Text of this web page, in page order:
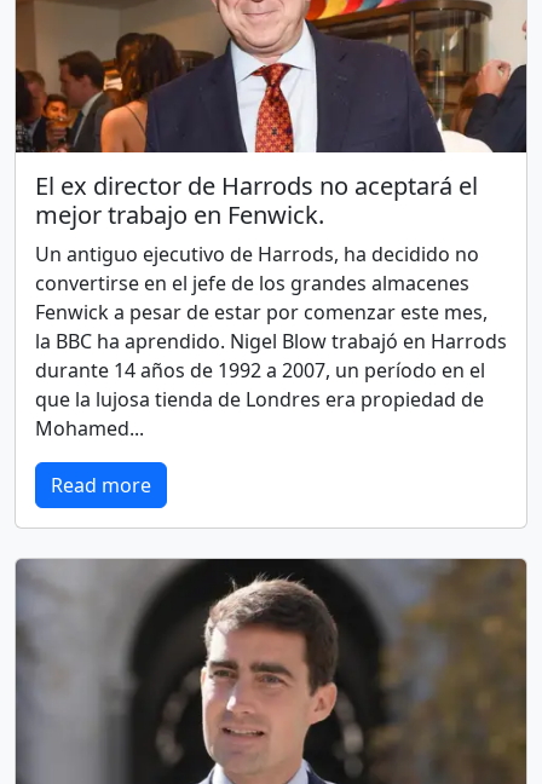
El ex director de Harrods no aceptará el
mejor trabajo en Fenwick.
Un antiguo ejecutivo de Harrods, ha decidido no
convertirse en el jefe de los grandes almacenes
Fenwick a pesar de estar por comenzar este mes,
la BBC ha aprendido. Nigel Blow trabajó en Harrods
durante 14 años de 1992 a 2007, un período en el
que la lujosa tienda de Londres era propiedad de
Mohamed...
Read more